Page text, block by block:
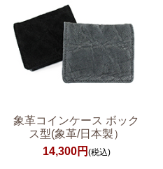
象革コインケース ボック
ス型(象革/日本製）
14,300円 (税込)